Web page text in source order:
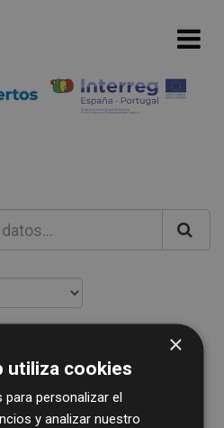
encontrado
agua basura
×
utiliza cookies
personalizar el
y analizar nuestro